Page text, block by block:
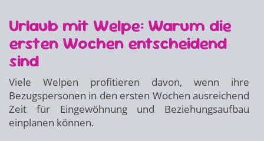
Urlaub mit Welpe: Warum die
ersten Wochen entscheidend
sind
Viele Welpen profitieren davon, wenn ihre
Bezugspersonen in den ersten Wochen ausreichend
Zeit für Eingewöhnung und Beziehungsaufbau
einplanen können.